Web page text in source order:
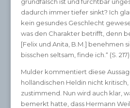
dadurch immer tiefer sinkt? Ich
kein gesundes Geschlecht
was den Charakter betrifft, denn
[Felix und Anita, B.M.] benehmen
bisschen seltsam, finde ich.“ (S. 217)
Mulder kommentiert diese
holländischen Heldin nicht
zustimmend. Nun wird auch klar,
bemerkt hatte, dass Hermann Weil,